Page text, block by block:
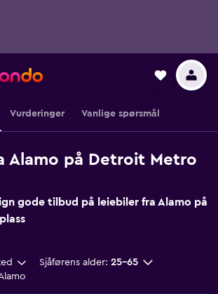
Vurderinger Vanlige spørsmål
Alamo på Detroit Metro
gode tilbud på leiebiler fra Alamo på
Sjåførens alder: 25–65